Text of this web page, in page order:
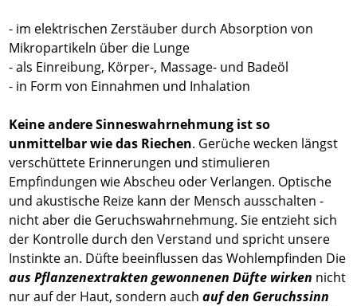
- im elektrischen Zerstäuber durch Absorption von
Mikropartikeln über die Lunge
- als Einreibung, Körper-, Massage- und Badeöl
- in Form von Einnahmen und Inhalation
Keine andere Sinneswahrnehmung ist so
unmittelbar wie das Riechen. Gerüche wecken längst
verschüttete Erinnerungen und stimulieren
Empfindungen wie Abscheu oder Verlangen. Optische
und akustische Reize kann der Mensch ausschalten -
nicht aber die Geruchswahrnehmung. Sie entzieht sich
der Kontrolle durch den Verstand und spricht unsere
Instinkte an. Düfte beeinflussen das Wohlempfinden Die
aus Pflanzenextrakten gewonnenen Düfte wirken nicht
nur auf der Haut, sondern auch auf den Geruchssinn